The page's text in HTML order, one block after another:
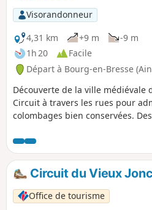
Visorandonneur
4,31 km
+9 m
-9 m
1h 20
Facile
Départ à Bourg-en-Bresse
Découverte de la ville médiévale
Circuit à travers les rues pour
colombages bien conservées.
histoire.Départ du parking du
remarquable qu'il faut
Circuit du Vieux Jonc
Office de tourisme